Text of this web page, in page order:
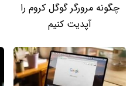
چگونه مرورگر گوگل کروم را
آپدیت کنیم